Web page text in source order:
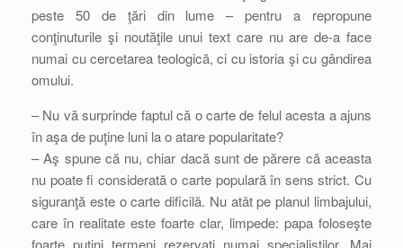
peste 50 de ţări din lume – pentru a repropune
conţinuturile şi noutăţile unui text care nu are de-a face
numai cu cercetarea teologică, ci cu istoria şi cu gândirea
omului.
– Nu vă surprinde faptul că o carte de felul acesta a ajuns
în aşa de puţine luni la o atare popularitate?
– Aş spune că nu, chiar dacă sunt de părere că aceasta
nu poate fi considerată o carte populară în sens strict. Cu
siguranţă este o carte dificilă. Nu atât pe planul limbajului,
care în realitate este foarte clar, limpede: papa foloseşte
foarte puţini termeni rezervaţi numai specialiştilor. Mai